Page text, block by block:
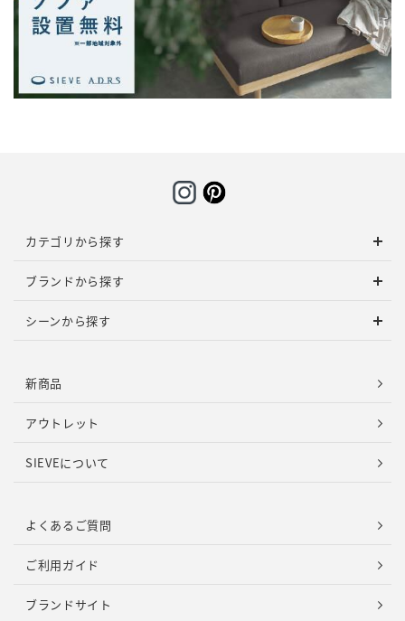
カテゴリから探す
ブランドから探す
シーンから探す
新商品
アウトレット
SIEVEについて
よくあるご質問
ご利用ガイド
ブランドサイト